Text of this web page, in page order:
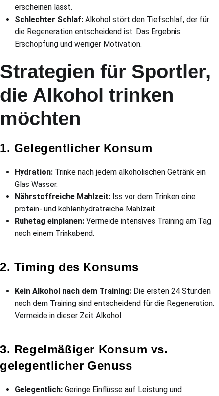
erscheinen lässt.
Schlechter Schlaf: Alkohol stört den Tiefschlaf, der für
die Regeneration entscheidend ist. Das Ergebnis:
Erschöpfung und weniger Motivation.
Strategien für Sportler,
die Alkohol trinken
möchten
1. Gelegentlicher Konsum
Hydration: Trinke nach jedem alkoholischen Getränk ein
Glas Wasser.
Nährstoffreiche Mahlzeit: Iss vor dem Trinken eine
protein- und kohlenhydratreiche Mahlzeit.
Ruhetag einplanen: Vermeide intensives Training am Tag
nach einem Trinkabend.
2. Timing des Konsums
Kein Alkohol nach dem Training: Die ersten 24 Stunden
nach dem Training sind entscheidend für die Regeneration.
Vermeide in dieser Zeit Alkohol.
3. Regelmäßiger Konsum vs.
gelegentlicher Genuss
Gelegentlich: Geringe Einflüsse auf Leistung und